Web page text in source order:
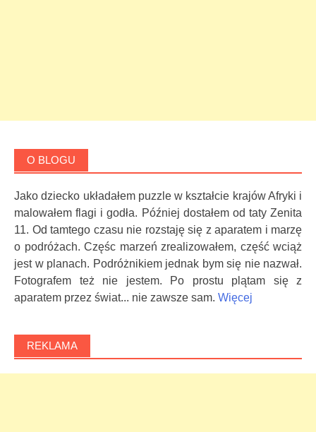
O BLOGU
Jako dziecko układałem puzzle w kształcie krajów Afryki i
malowałem flagi i godła. Później dostałem od taty Zenita
11. Od tamtego czasu nie rozstaję się z aparatem i marzę
o podróżach. Częśc marzeń zrealizowałem, część wciąż
jest w planach. Podróżnikiem jednak bym się nie nazwał.
Fotografem też nie jestem. Po prostu plątam się z
aparatem przez świat... nie zawsze sam. Więcej
REKLAMA